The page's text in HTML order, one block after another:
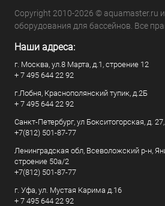
Copyright 2010-2026 © aquamaster.ru
оборудования для бассейнов. Все
Наши адреса:
г. Москва, ул.8 Марта, д.1, строение 12
+ 7 495 644 22 92
г.Лобня, Краснополянский тупик, д.2Б
+ 7 495 644 22 92
Санкт-Петербург, ул Бокситогорская, д. 27,
+7(812) 501-87-77
Ленинградская обл, Всеволожский р-н,
строение 50а/2
+7(812) 501-87-77
г. Уфа, ул. Мустая Карима д.16
+ 7 495 644 22 92